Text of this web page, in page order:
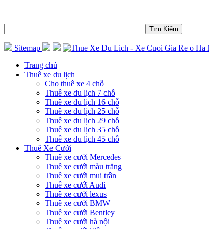
Sitemap
Trang chủ
Thuê xe du lịch
Cho thuê xe 4 chỗ
Thuê xe du lịch 7 chỗ
Thuê xe du lịch 16 chỗ
Thuê xe du lịch 25 chỗ
Thuê xe du lịch 29 chỗ
Thuê xe du lịch 35 chỗ
Thuê xe du lịch 45 chỗ
Thuê Xe Cưới
Thuê xe cưới Mercedes
Thuê xe cưới màu trắng
Thuê xe cưới mui trần
Thuê xe cưới Audi
Thuê xe cưới lexus
Thuê xe cưới BMW
Thuê xe cưới Bentley
Thuê xe cưới hà nội